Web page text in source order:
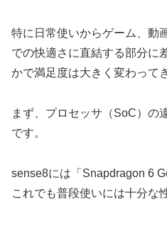
特に日常使いからゲーム、動
での快適さに直結する部分に
かで満足度は大きく変わって
まず、プロセッサ（SoC）の
です。
sense8には「Snapdragon 6
これでも普段使いには十分な